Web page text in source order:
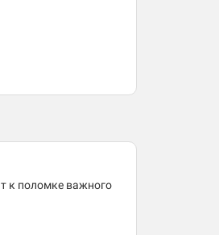
к поломке важного